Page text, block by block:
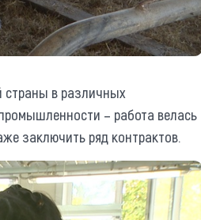
в различных
– работа велась
заключить ряд контрактов.